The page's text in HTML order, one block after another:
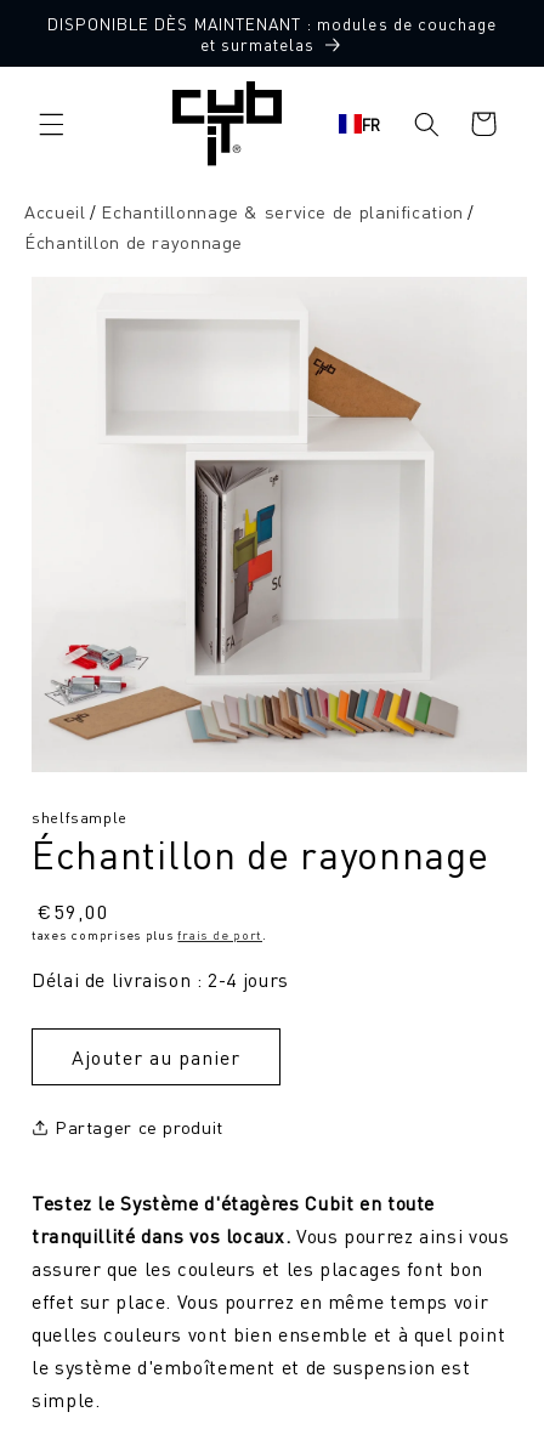
directement
DISPONIBLE DÈS MAINTENANT : modules de couchage
et surmatelas
FR
Panier
d'achat
Accueil
Echantillonnage & service de planification
Échantillon de rayonnage
SKU
shelfsample
Échantillon de rayonnage
Prix
normal
€59,00
taxes comprises plusfrais de port
Délai de livraison : 2-4 jours
Ajouter au panier
Partager ce produit
Testez le Système d'étagères Cubit en toute
tranquillité dans vos locaux. Vous pourrez ainsi vous
assurer que les couleurs et les placages font bon
effet sur place. Vous pourrez en même temps voir
quelles couleurs vont bien ensemble et à quel point
le système d'emboîtement et de suspension est
simple.